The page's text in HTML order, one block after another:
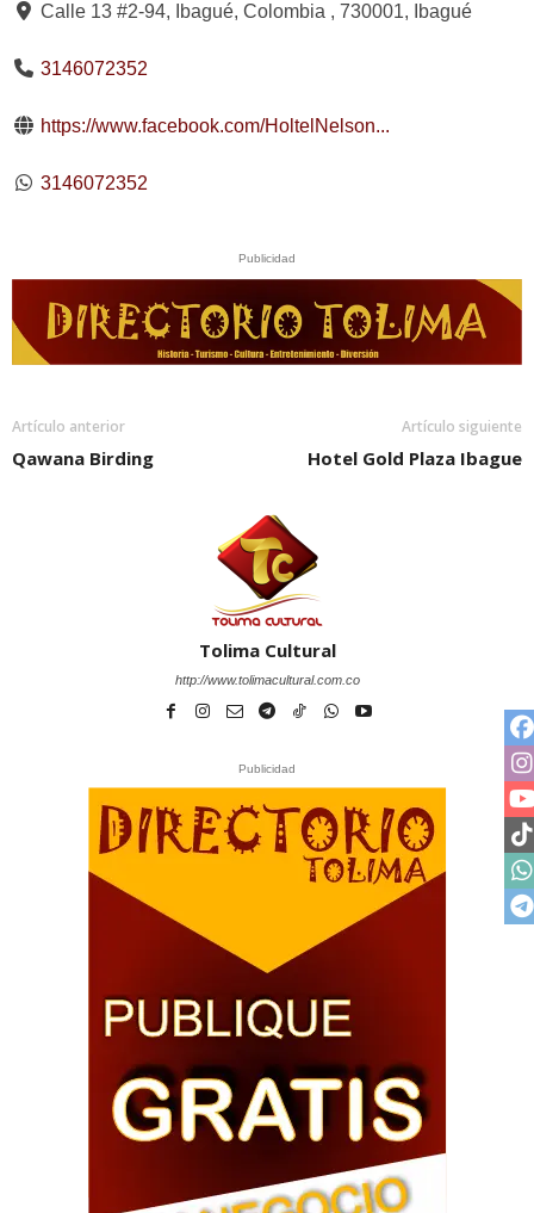
Calle 13 #2-94, Ibagué, Colombia , 730001, Ibagué
3146072352
https://www.facebook.com/HoltelNelson...
3146072352
Publicidad
Artículo anterior
Qawana Birding
Artículo siguiente
Hotel Gold Plaza Ibague
Tolima Cultural
http://www.tolimacultural.com.co
Publicidad